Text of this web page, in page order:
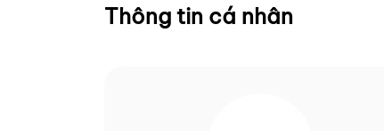
Thông tin cá nhân